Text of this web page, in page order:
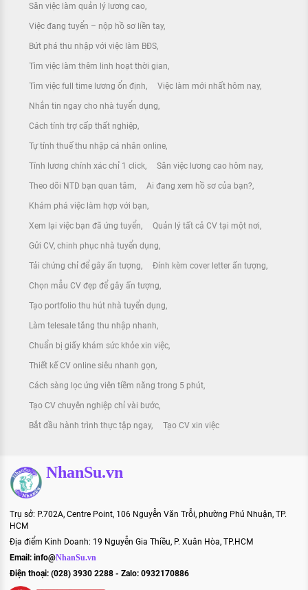
Săn việc làm quản lý lương cao
Việc đang tuyển – nộp hồ sơ liền tay
Bứt phá thu nhập với việc làm BĐS
Tìm việc làm thêm linh hoạt thời gian
Tìm việc full time lương ổn định Việc làm mới nhất hôm nay
Nhắn tin ngay cho nhà tuyển dụng
Cách tính trợ cấp thất nghiệp
Tự tính thuế thu nhập cá nhân online
Tính lương chính xác chỉ 1 click Săn việc lương cao hôm nay
Theo dõi NTD bạn quan tâm Ai đang xem hồ sơ của bạn?
Khám phá việc làm hợp với bạn
Xem lại việc bạn đã ứng tuyển Quản lý tất cả CV tại một nơi
Gửi CV, chinh phục nhà tuyển dụng
Tải chứng chỉ để gây ấn tượng Đính kèm cover letter ấn tượng
Chọn mẫu CV đẹp để gây ấn tượng
Tạo portfolio thu hút nhà tuyển dụng
Làm telesale tăng thu nhập nhanh
Chuẩn bị giấy khám sức khỏe xin việc
Thiết kế CV online siêu nhanh gọn
Cách sàng lọc ứng viên tiềm năng trong 5 phút
Tạo CV chuyên nghiệp chỉ vài bước
Bắt đầu hành trình thực tập ngay Tạo CV xin việc
NhanSu.vn
Trụ sở: P.702A, Centre Point, 106 Nguyễn Văn Trỗi, phường Phú Nhuận, TP.
HCM
Địa điểm Kinh Doanh: 19 Nguyễn Gia Thiều, P. Xuân Hòa, TP.HCM
Email: info@NhanSu.vn
Điện thoại: (028) 3930 2288 - Zalo: 0932170886